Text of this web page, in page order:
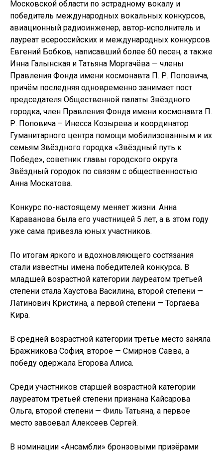
Московской области по эстрадному вокалу и
победитель международных вокальных конкурсов,
авиационный радиоинженер, автор‑исполнитель и
лауреат всероссийских и международных конкурсов
Евгений Бобков, написавший более 60 песен, а также
Инна Галынская и Татьяна Моргачёва — члены
Правления Фонда имени космонавта П. Р. Поповича,
причём последняя одновременно занимает пост
председателя Общественной палаты Звёздного
городка, член Правления Фонда имени космонавта П.
Р. Поповича – Инесса Козырева и координатор
Гуманитарного центра помощи мобилизованным и их
семьям Звёздного городка «Звёздный путь к
Победе», советник главы городского округа
Звёздный городок по связям с общественностью
Анна Москатова.
Конкурс по-настоящему меняет жизни. Анна
Караванова была его участницей 5 лет, а в этом году
уже сама привезла юных участников.
По итогам яркого и вдохновляющего состязания
стали известны имена победителей конкурса. В
младшей возрастной категории лауреатом третьей
степени стала Хаустова Василина, второй степени —
Латинович Кристина, а первой степени — Торгаева
Кира.
В средней возрастной категории третье место заняла
Бражникова София, второе — Смирнов Савва, а
победу одержала Егорова Алиса.
Среди участников старшей возрастной категории
лауреатом третьей степени признана Кайсарова
Ольга, второй степени — Филь Татьяна, а первое
место завоевал Алексеев Сергей.
В номинации «Ансамбли» бронзовыми призёрами